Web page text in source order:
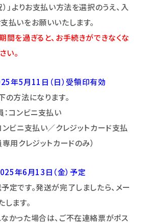
」よりお支払い方法を選択のうえ、入
払いをお願いいたします。
を過ぎると、お手続きができなくな
さい。
年5月11日（日）受領印有効
方法になります。
：コンビニ支払い
ンビニ支払い／クレジットカード支払
用クレジットカードのみ）
年6月13日（金）予定
定です。発送が完了しましたら、メー
ます。
かった場合は、ご不在連絡票がポス